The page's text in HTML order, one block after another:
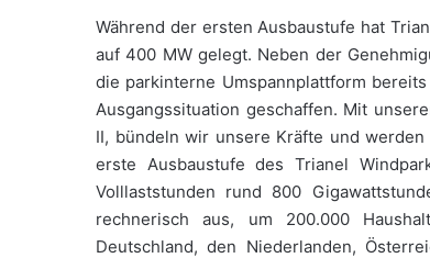
Während der ersten Ausbaustufe hat
auf 400 MW gelegt. Neben der
die parkinterne Umspannplattform
Ausgangssituation geschaffen. Mit
II, bündeln wir unsere Kräfte und
erste Ausbaustufe des Trianel
Volllaststunden rund 800
rechnerisch aus, um 200.000
Deutschland, den Niederlanden,